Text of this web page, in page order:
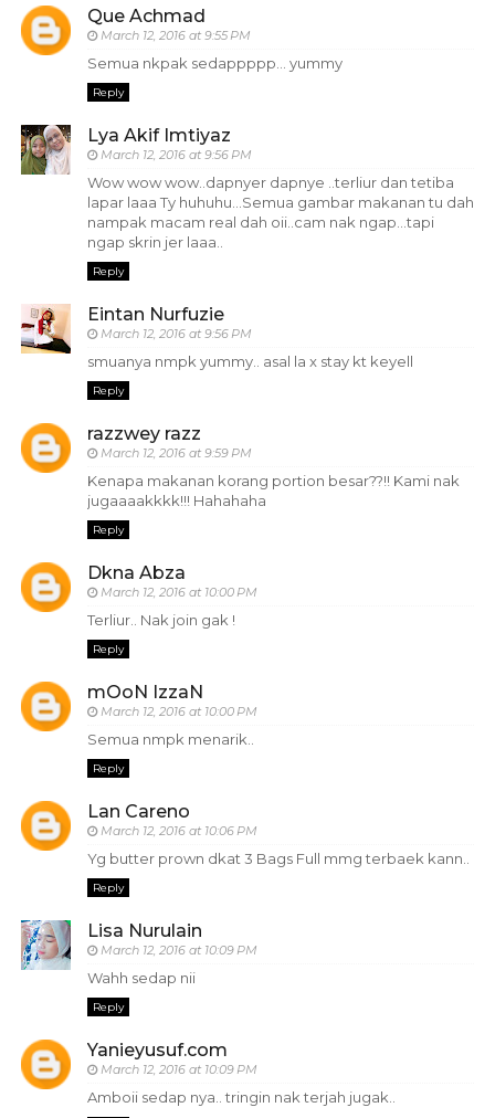
Que Achmad
March 12, 2016 at 9:55 PM
Semua nkpak sedappppp... yummy
Reply
Lya Akif Imtiyaz
March 12, 2016 at 9:56 PM
Wow wow wow..dapnyer dapnye ..terliur dan tetiba
lapar laaa Ty huhuhu...Semua gambar makanan tu dah
nampak macam real dah oii..cam nak ngap...tapi
ngap skrin jer laaa..
Reply
Eintan Nurfuzie
March 12, 2016 at 9:56 PM
smuanya nmpk yummy.. asal la x stay kt keyell
Reply
razzwey razz
March 12, 2016 at 9:59 PM
Kenapa makanan korang portion besar??!! Kami nak
jugaaaakkkk!!! Hahahaha
Reply
Dkna Abza
March 12, 2016 at 10:00 PM
Terliur.. Nak join gak !
Reply
mOoN IzzaN
March 12, 2016 at 10:00 PM
Semua nmpk menarik..
Reply
Lan Careno
March 12, 2016 at 10:06 PM
Yg butter prown dkat 3 Bags Full mmg terbaek kann..
Reply
Lisa Nurulain
March 12, 2016 at 10:09 PM
Wahh sedap nii
Reply
Yanieyusuf.com
March 12, 2016 at 10:09 PM
Amboii sedap nya.. tringin nak terjah jugak..